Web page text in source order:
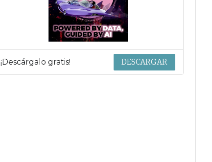
¡Descárgalo gratis! DESCARGAR